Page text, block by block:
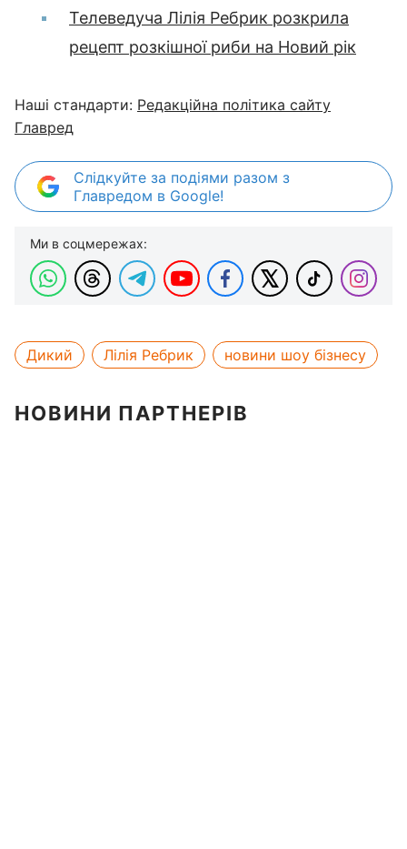
Телеведуча Лілія Ребрик розкрила
рецепт розкішної риби на Новий рік
Наші стандарти: Редакційна політика сайту
Главред
Слідкуйте за подіями разом з
Главредом в Google!
Ми в соцмережах:
Дикий Лілія Ребрик новини шоу бізнесу
НОВИНИ ПАРТНЕРІВ